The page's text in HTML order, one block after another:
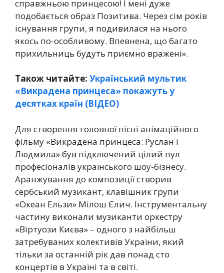
справжньою принцесою! І мені дуже
подобається образ Позитива. Через сім років
існування групи, я подивилася на нього
якось по-особливому. Впевнена, що багато
прихильниць будуть приємно вражені».
Також читайте: Український мультик
«Викрадена принцеса» покажуть у
десятках країн (ВІДЕО)
Для створення головної пісні анімаційного
фільму «Викрадена принцеса: Руслан і
Людмила» був підключений цілий пул
професіоналів українського шоу-бізнесу.
Аранжування до композиції створив
сербський музикант, клавішник групи
«Океан Ельзи» Мілош Єлич. Інструментальну
частину виконали музиканти оркестру
«Віртуози Києва» – одного з найбільш
затребуваних колективів України, який
тільки за останній рік дав понад сто
концертів в Україні та в світі.